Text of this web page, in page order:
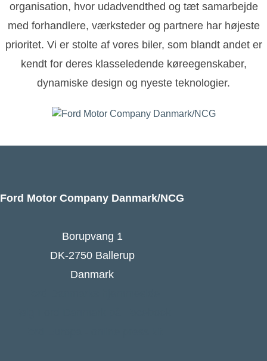
organisation, hvor udadvendthed og tæt samarbejde
med forhandlere, værksteder og partnere har højeste
prioritet. Vi er stolte af vores biler, som blandt andet er
kendt for deres klasseledende køreegenskaber,
dynamiske design og nyeste teknologier.
Ford Motor Company Danmark/NCG
Borupvang 1
DK-2750 Ballerup
Danmark